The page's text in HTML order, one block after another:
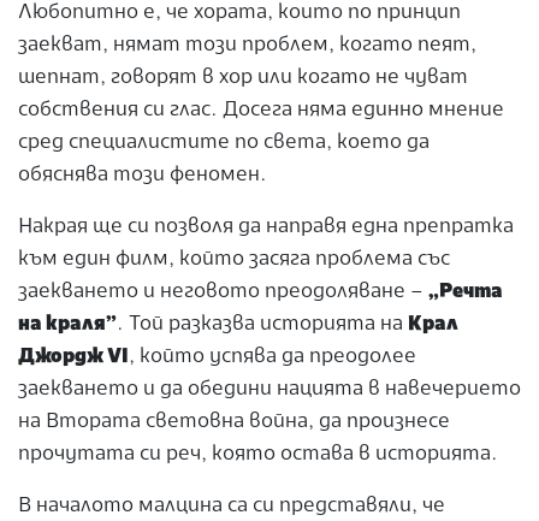
Любопитно е, че хората, които по принцип
заекват, нямат този проблем, когато пеят,
шепнат, говорят в хор или когато не чуват
собствения си глас. Досега няма единно мнение
сред специалистите по света, което да
обяснява този феномен.
Накрая ще си позволя да направя една препратка
към един филм, който засяга проблема със
заекването и неговото преодоляване – „Речта
на краля”. Той разказва историята на Крал
Джордж VI , който успява да преодолее
заекването и да обедини нацията в навечерието
на Втората световна война, да произнесе
прочутата си реч, която остава в историята.
В началото малцина са си представяли, че